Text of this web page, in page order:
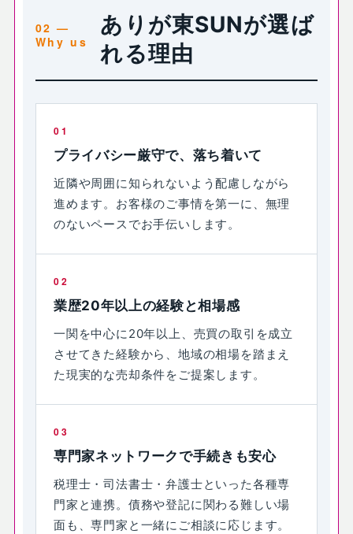
ありが東SUNが選ば
れる理由
01
プライバシー厳守で、落ち着いて
近隣や周囲に知られないよう配慮しながら
進めます。お客様のご事情を第一に、無理
のないペースでお手伝いします。
02
業歴20年以上の経験と相場感
一関を中心に20年以上、売買の取引を成立
させてきた経験から、地域の相場を踏まえ
た現実的な売却条件をご提案します。
03
専門家ネットワークで手続きも安心
税理士・司法書士・弁護士といった各種専
門家と連携。債務や登記に関わる難しい場
面も、専門家と一緒にご相談に応じます。